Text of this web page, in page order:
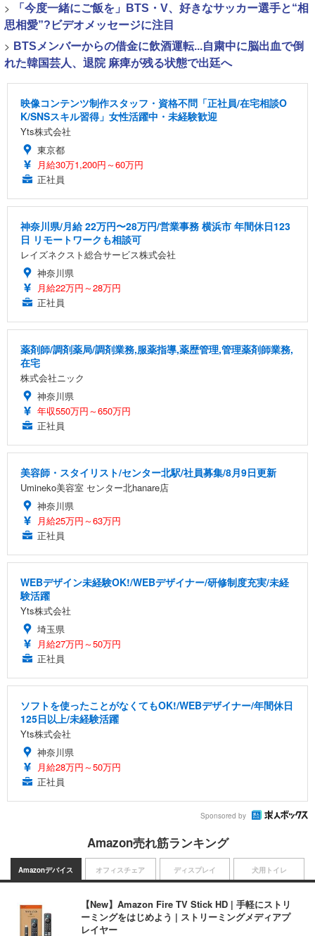
>
「今度一緒にご飯を」BTS・V、好きなサッカー選手と“相
思相愛”?ビデオメッセージに注目
> BTSメンバーからの借金に飲酒運転...自粛中に脳出血で倒
れた韓国芸人、退院 麻痺が残る状態で出廷へ
映像コンテンツ制作スタッフ・資格不問「正社員/在宅相談O
K/SNSスキル習得」女性活躍中・未経験歓迎
Yts株式会社
東京都
月給30万1,200円～60万円
正社員
神奈川県/月給 22万円〜28万円/営業事務 横浜市 年間休日123
日 リモートワークも相談可
レイズネクスト総合サービス株式会社
神奈川県
月給22万円～28万円
正社員
薬剤師/調剤薬局/調剤業務,服薬指導,薬歴管理,管理薬剤師業務,
在宅
株式会社ニック
神奈川県
年収550万円～650万円
正社員
美容師・スタイリスト/センター北駅/社員募集/8月9日更新
Umineko美容室 センター北hanare店
神奈川県
月給25万円～63万円
正社員
WEBデザイン未経験OK!/WEBデザイナー/研修制度充実/未経
験活躍
Yts株式会社
埼玉県
月給27万円～50万円
正社員
ソフトを使ったことがなくてもOK!/WEBデザイナー/年間休日
125日以上/未経験活躍
Yts株式会社
神奈川県
月給28万円～50万円
正社員
Sponsored by
Amazon売れ筋ランキング
Amazonデバイス
【New】Amazon Fire TV Stick HD | 手軽にストリ
ーミングをはじめよう | ストリーミングメディアプ
レイヤー
オフィスチェア ディスプレイ 犬用トイレ